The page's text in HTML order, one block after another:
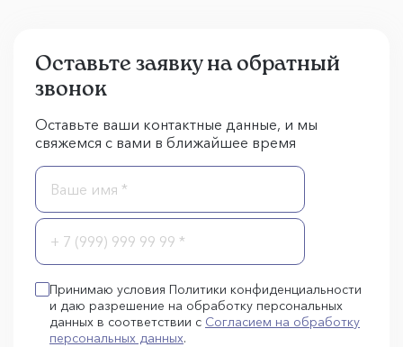
Оставьте заявку на обратный
звонок
Оставьте ваши контактные данные, и мы
свяжемся с вами в ближайшее время
Принимаю условия Политики конфиденциальности
и даю разрешение на обработку персональных
данных в соответствии с Согласием на обработку
персональных данных.